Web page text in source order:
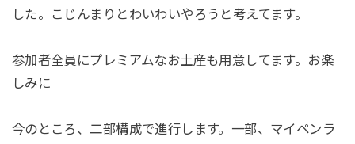
した。こじんまりとわいわいやろうと考えてます。
参加者全員にプレミアムなお土産も用意してます。お楽
しみに
今のところ、二部構成で進行します。一部、マイペンラ